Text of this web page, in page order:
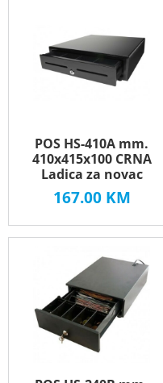
POS HS-410A mm.
410x415x100 CRNA
Ladica za novac
167.00 KM